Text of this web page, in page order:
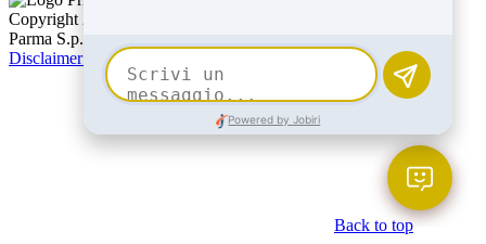
Copyright 2026 | Engineered and powered by Gruppo Spaggiari
Parma S.p.A. | Divisione Publishing & New Social Media
Disclaimer trattamento dati personali
Back to top